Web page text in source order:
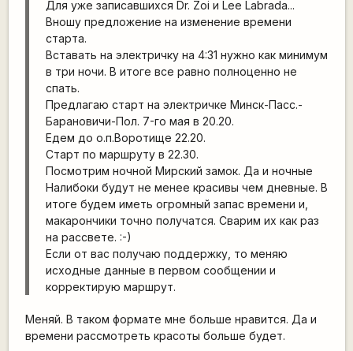
Для уже записавшихся Dr. Zoi и Lee Labrada...
Вношу предложение на изменение времени
старта.
Вставать на электричку на 4:31 нужно как минимум
в три ночи. В итоге все равно полноценно не
спать.
Предлагаю старт на электричке Минск-Пасс.-
Барановичи-Пол. 7-го мая в 20.20.
Едем до о.п.Воротище 22.20.
Старт по маршруту в 22.30.
Посмотрим ночной Мирский замок. Да и ночные
Налибоки будут не менее красивы чем дневные. В
итоге будем иметь огромный запас времени и,
макарончики точно получатся. Сварим их как раз
на рассвете. :-)
Если от вас получаю поддержку, то меняю
исходные данные в первом сообщении и
корректирую маршрут.
Меняй. В таком формате мне больше нравится. Да и
времени рассмотреть красоты больше будет.